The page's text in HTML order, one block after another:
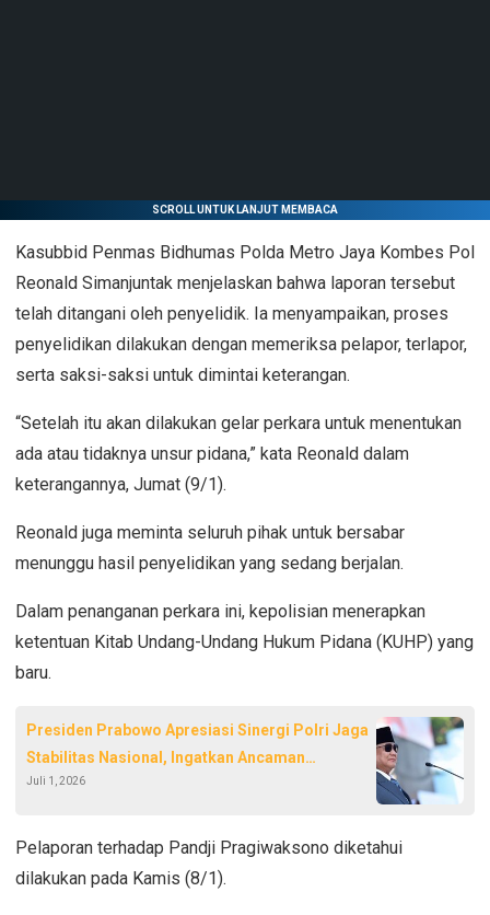
SCROLL UNTUK LANJUT MEMBACA
Kasubbid Penmas Bidhumas Polda Metro Jaya Kombes Pol
Reonald Simanjuntak menjelaskan bahwa laporan tersebut
telah ditangani oleh penyelidik. Ia menyampaikan, proses
penyelidikan dilakukan dengan memeriksa pelapor, terlapor,
serta saksi-saksi untuk dimintai keterangan.
“Setelah itu akan dilakukan gelar perkara untuk menentukan
ada atau tidaknya unsur pidana,” kata Reonald dalam
keterangannya, Jumat (9/1).
Reonald juga meminta seluruh pihak untuk bersabar
menunggu hasil penyelidikan yang sedang berjalan.
Dalam penanganan perkara ini, kepolisian menerapkan
ketentuan Kitab Undang-Undang Hukum Pidana (KUHP) yang
baru.
Presiden Prabowo Apresiasi Sinergi Polri Jaga
Stabilitas Nasional, Ingatkan Ancaman
Keamanan Kian Kompleks
Juli 1, 2026
Pelaporan terhadap Pandji Pragiwaksono diketahui
dilakukan pada Kamis (8/1).